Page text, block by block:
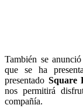
También se anunció
que se ha
presentado Square
nos permitirá
compañía.